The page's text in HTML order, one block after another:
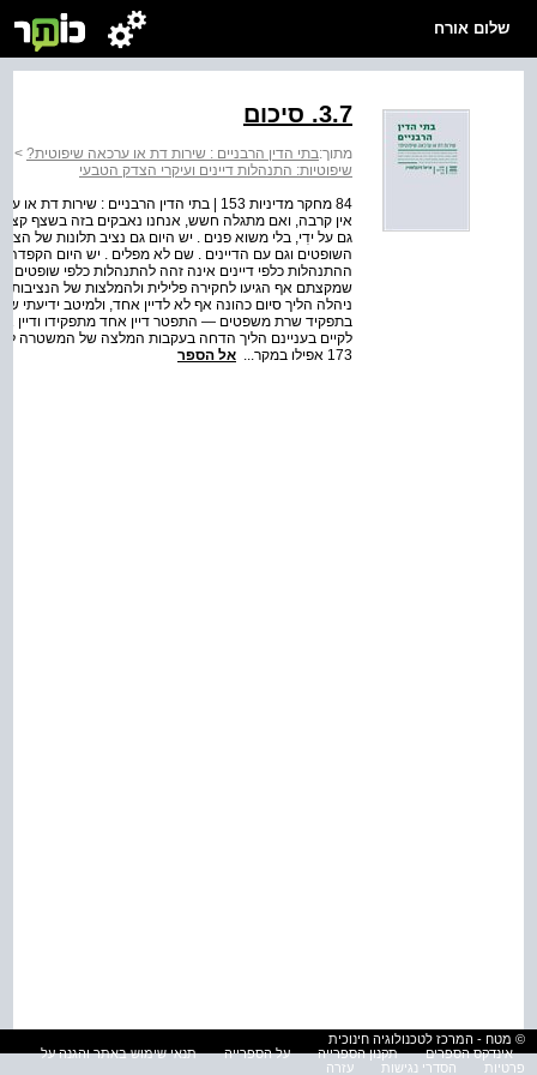
שלום אורח
3.7. סיכום
מתוך:בתי הדין הרבניים : שירות דת או ערכאה שיפוטית? >
שיפוטיות: התנהלות דיינים ועיקרי הצדק הטבעי
84 מחקר מדיניות 153 | בתי הדין הרבניים :
אין קרבה, ואם מתגלה חשש, אנחנו נאבקים בזה בשצף
גם על ידִי, בלי משוא פנים . יש היום גם נציב תלונות של
ההתנהלות כלפי דיינים אינה זהה להתנהלות כלפי
שמקצתם אף הגיעו לחקירה פלילית ולהמלצות של הנציבות
ניהלה הליך סיום כהונה אף לא לדיין אחד, ולמיטב
בתפקיד שרת משפטים — התפטר דיין אחד מתפקידו ודיין
לקיים בעניינם הליך הדחה בעקבות המלצה של המשטרה
173 אפילו במקר...
אל הספר
© מטח - המרכז לטכנולוגיה חינוכית
אינדקס הספרים
תקנון הספרייה על הספרייה
תנאי שימוש באתר והגנה על
פרטיות
הסדרי נגישות עזרה